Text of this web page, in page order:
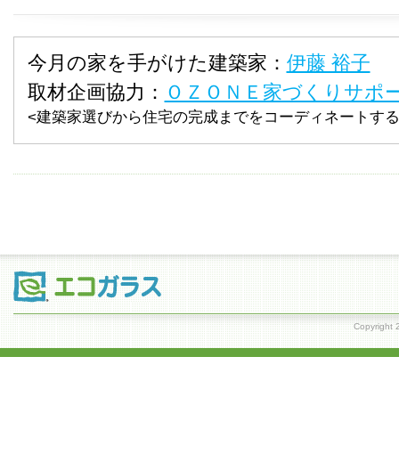
今月の家を手がけた建築家： 伊藤 裕子
取材企画協力： ＯＺＯＮＥ家づくりサポ
<建築家選びから住宅の完成までをコーディネートす
Copyright